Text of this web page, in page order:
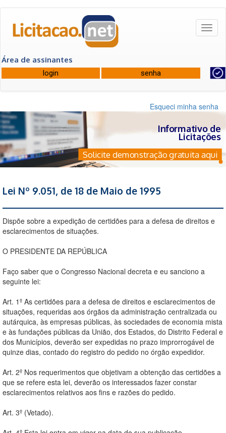
Área de assinantes
Esqueci minha senha
Informativo de
Licitações
Solicite demonstração gratuita aqui
Lei Nº 9.051, de 18 de Maio de 1995
Dispõe sobre a expedição de certidões para a defesa de direitos e
esclarecimentos de situações.
O PRESIDENTE DA REPÚBLICA
Faço saber que o Congresso Nacional decreta e eu sanciono a
seguinte lei:
Art. 1º As certidões para a defesa de direitos e esclarecimentos de
situações, requeridas aos órgãos da administração centralizada ou
autárquica, às empresas públicas, às sociedades de economia mista
e às fundações públicas da União, dos Estados, do Distrito Federal e
dos Municípios, deverão ser expedidas no prazo improrrogável de
quinze dias, contado do registro do pedido no órgão expedidor.
Art. 2º Nos requerimentos que objetivam a obtenção das certidões a
que se refere esta lei, deverão os interessados fazer constar
esclarecimentos relativos aos fins e razões do pedido.
Art. 3º (Vetado).